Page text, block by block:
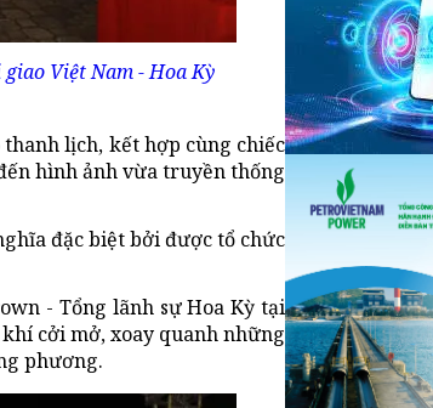
Việt Nam - Hoa Kỳ
lịch, kết hợp cùng chiếc
hình ảnh vừa truyền thống
đặc biệt bởi được tổ chức
- Tổng lãnh sự Hoa Kỳ tại
cởi mở, xoay quanh những
phương.